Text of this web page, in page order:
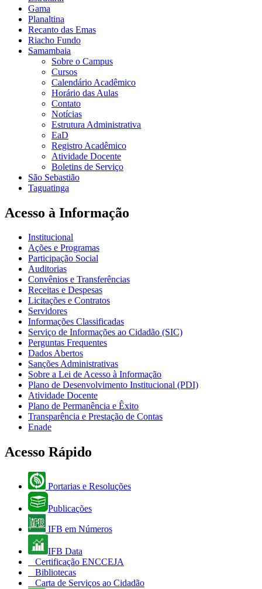
Gama
Planaltina
Recanto das Emas
Riacho Fundo
Samambaia
Sobre o Campus
Cursos
Calendário Acadêmico
Horário das Aulas
Contato
Notícias
Estrutura Administrativa
EaD
Registro Acadêmico
Atividade Docente
Boletins de Serviço
São Sebastião
Taguatinga
Acesso à Informação
Institucional
Ações e Programas
Participação Social
Auditorias
Convênios e Transferências
Receitas e Despesas
Licitações e Contratos
Servidores
Informações Classificadas
Serviço de Informações ao Cidadão (SIC)
Perguntas Frequentes
Dados Abertos
Sanções Administrativas
Sobre a Lei de Acesso à Informação
Plano de Desenvolvimento Institucional (PDI)
Atividade Docente
Plano de Permanência e Êxito
Transparência e Prestação de Contas
Enade
Acesso Rápido
Portarias e Resoluções
Publicações
IFB em Números
IFB Data
Certificação ENCCEJA
Bibliotecas
Carta de Serviços ao Cidadão